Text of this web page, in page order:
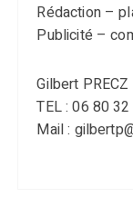
Rédaction –
Publicité –
Gilbert PRECZ
TEL : 06 80
Mail :